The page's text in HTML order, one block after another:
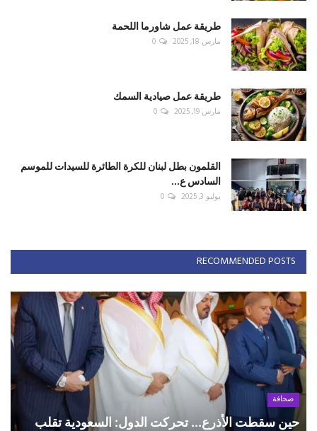
طريقة عمل شاورما اللحمة
مارس 18, 2025 0
طريقة عمل صيادية السمك
مارس 19, 2025 0
القلمون بطل لبنان للكرة الطائرة للسيدات للموسم
السادس ع...
يوليو 3, 2025 0
RECOMMENDED POSTS
صحافة
حين سقطت الأذرع... تحركت الدول: السعودية تقلب